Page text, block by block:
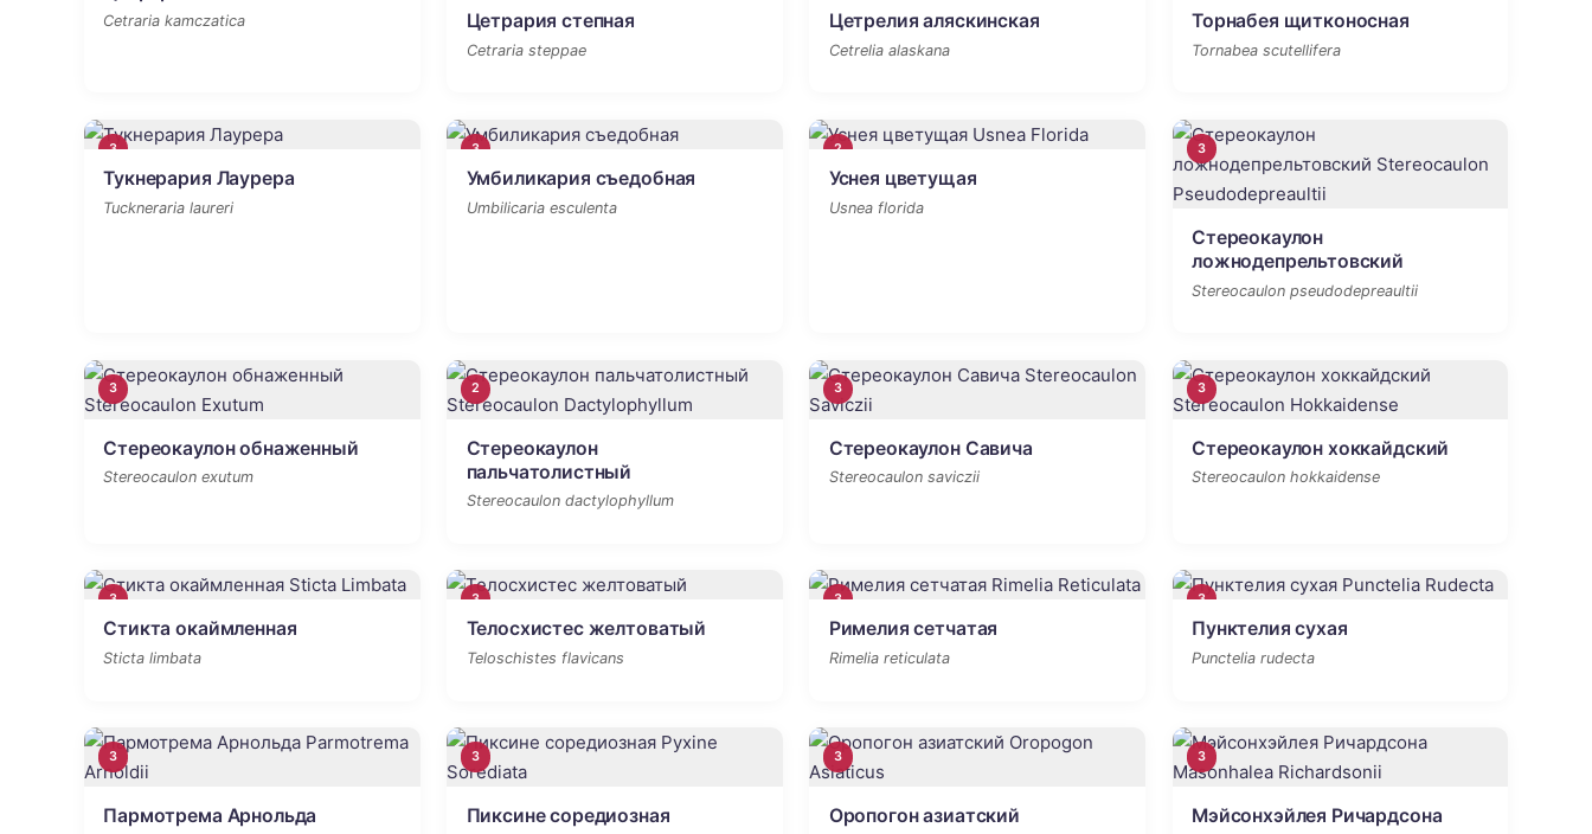
Cetraria kamczatica Цетрария степная
Cetraria steppae
Цетрелия аляскинская
Cetrelia alaskana
Торнабея щитконосная
Tornabea scutellifera
3
Тукнерария Лаурера
Tuckneraria laureri
3
Умбиликария съедобная
Umbilicaria esculenta
2
Уснея цветущая
Usnea florida
3
Стереокаулон
ложнодепрельтовский
Stereocaulon pseudodepreaultii
3
Стереокаулон обнаженный
Stereocaulon exutum
2
Стереокаулон
пальчатолистный
Stereocaulon dactylophyllum
3
Стереокаулон Савича
Stereocaulon saviczii
3
Стереокаулон хоккайдский
Stereocaulon hokkaidense
3
Стикта окаймленная
Sticta limbata
3
Телосхистес желтоватый
Teloschistes flavicans
3
Римелия сетчатая
Rimelia reticulata
3
Пунктелия сухая
Punctelia rudecta
3
Пармотрема Арнольда
3
Пиксине соредиозная
3
Оропогон азиатский
3
Мэйсонхэйлея Ричардсона